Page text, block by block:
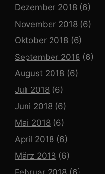
Dezember 2018 (6)
November 2018 (6)
Oktober 2018 (6)
September 2018 (6)
August 2018 (6)
Juli 2018 (6)
Juni 2018 (6)
Mai 2018 (6)
April 2018 (6)
März 2018 (6)